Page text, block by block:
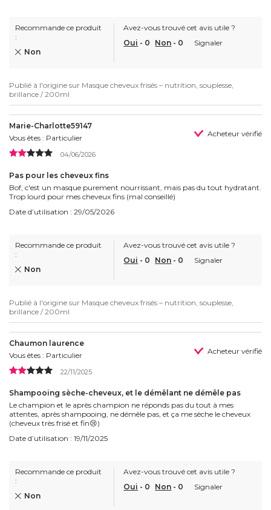
Recommande ce produit
:
Non
Avez-vous trouvé cet avis utile ?
Oui - 0 Non - 0 Signaler
Publié à l'origine sur Masque cheveux frisés – nutrition, souplesse,
brillance / 200ml
Marie-Charlotte59147
Vous êtes : Particulier
Acheteur vérifié
04/06/2026
Pas pour les cheveux fins
Bof, c'est un masque purement nourrissant, mais pas du tout hydratant.
Trop lourd pour mes cheveux fins (mal conseillé)
Date d’utilisation : 29/05/2026
Recommande ce produit
:
Non
Avez-vous trouvé cet avis utile ?
Oui - 0 Non - 0 Signaler
Publié à l'origine sur Masque cheveux frisés – nutrition, souplesse,
brillance / 200ml
Chaumon laurence
Vous êtes : Particulier
Acheteur vérifié
22/11/2025
Shampooing sèche-cheveux, et le démêlant ne démêle pas
Le champion et le après champion ne réponds pas du tout à mes
attentes, après shampooing, ne démêle pas, et ça me sèche le cheveux
(cheveux très frisé et fin😢)
Date d’utilisation : 19/11/2025
Recommande ce produit
:
Non
Avez-vous trouvé cet avis utile ?
Oui - 0 Non - 0 Signaler